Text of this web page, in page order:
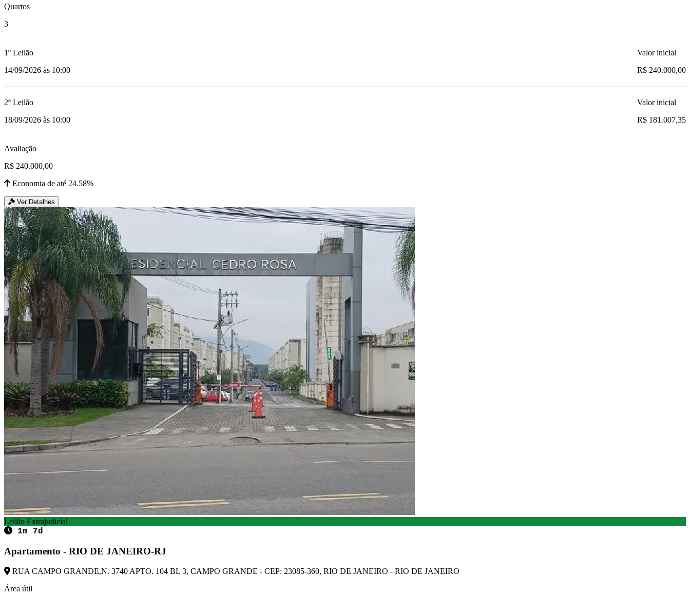
Quartos
3
1º Leilão
14/09/2026 às 10:00
Valor inicial
R$ 240.000,00
2º Leilão
18/09/2026 às 10:00
Valor inicial
R$ 181.007,35
Avaliação
R$ 240.000,00
Economia de até 24.58%
Ver Detalhes
Leilão Extrajudicial
1m 7d
Apartamento - RIO DE JANEIRO-RJ
RUA CAMPO GRANDE,N. 3740 APTO. 104 BL 3, CAMPO GRANDE - CEP: 23085-360, RIO DE JANEIRO - RIO DE JANEIRO
Área útil